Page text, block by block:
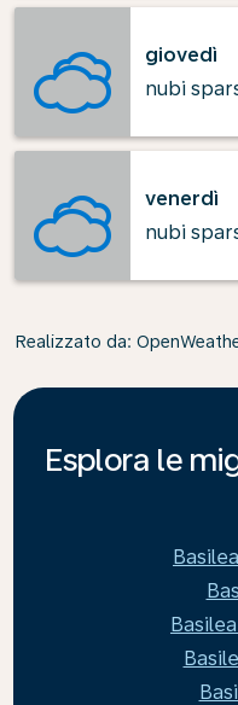
giovedì
nubi
venerdì
nubi
Realizzato da:
Esplora le